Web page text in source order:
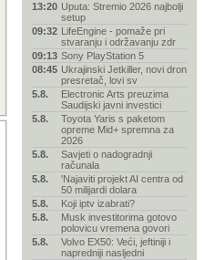
13:20 Uputa: Stremio 2026 najbolji
setup
09:32 LifeEngine - pomaže pri
stvaranju i održavanju zdr
09:13 Sony PlayStation 5
08:45 Ukrajinski Jetkiller, novi dron
presretač, lovi sv
5.8.
Electronic Arts preuzima
Saudijski javni investici
5.8.
Toyota Yaris s paketom
opreme Mid+ spremna za
2026
5.8.
Savjeti o nadogradnji
računala
5.8.
'Najaviti projekt AI centra od
50 milijardi dolara
5.8.
Koji iptv izabrati?
5.8.
Musk investitorima gotovo
polovicu vremena govori
5.8.
Volvo EX50: Veći, jeftiniji i
napredniji nasljedni